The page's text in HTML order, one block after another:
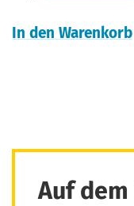
In den Warenkorb
Auf